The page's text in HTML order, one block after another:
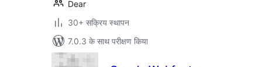
Dear
30+ सक्रिय स्थापन
7.0.3 के साथ परीक्षण किया